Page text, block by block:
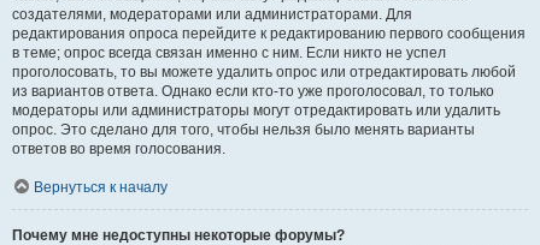
создателями, модераторами или администраторами. Для
редактирования опроса перейдите к редактированию первого сообщения
в теме; опрос всегда связан именно с ним. Если никто не успел
проголосовать, то вы можете удалить опрос или отредактировать любой
из вариантов ответа. Однако если кто-то уже проголосовал, то только
модераторы или администраторы могут отредактировать или удалить
опрос. Это сделано для того, чтобы нельзя было менять варианты
ответов во время голосования.
Вернуться к началу
Почему мне недоступны некоторые форумы?